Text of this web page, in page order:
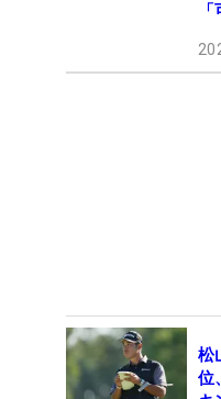
松
位